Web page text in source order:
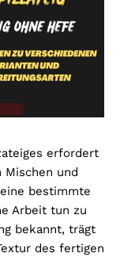
erfordert
Mischen und
bestimmte
Arbeit tun zu
bekannt, trägt
des fertigen